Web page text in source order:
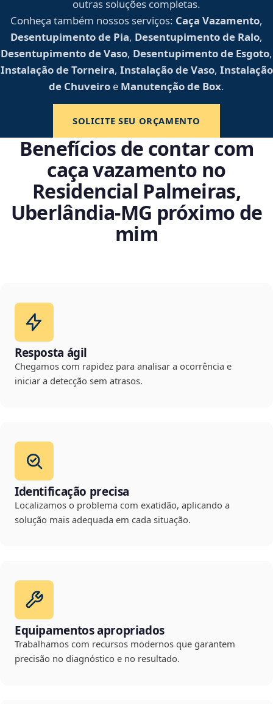
outras soluções completas.
Conheça também nossos serviços: Caça Vazamento,
Desentupimento de Pia, Desentupimento de Ralo,
Desentupimento de Vaso, Desentupimento de Esgoto,
Instalação de Torneira, Instalação de Vaso, Instalação
de Chuveiro e Manutenção de Box.
SOLICITE SEU ORÇAMENTO
Benefícios de contar com
caça vazamento no
Residencial Palmeiras,
Uberlândia‑MG próximo de
mim
Resposta ágil
Chegamos com rapidez para analisar a ocorrência e
iniciar a detecção sem atrasos.
Identificação precisa
Localizamos o problema com exatidão, aplicando a
solução mais adequada em cada situação.
Equipamentos apropriados
Trabalhamos com recursos modernos que garantem
precisão no diagnóstico e no resultado.